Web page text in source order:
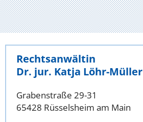
Rechtsanwältin
Dr. jur. Katja Löhr-Müller
Grabenstraße 29-31
65428 Rüsselsheim am Main